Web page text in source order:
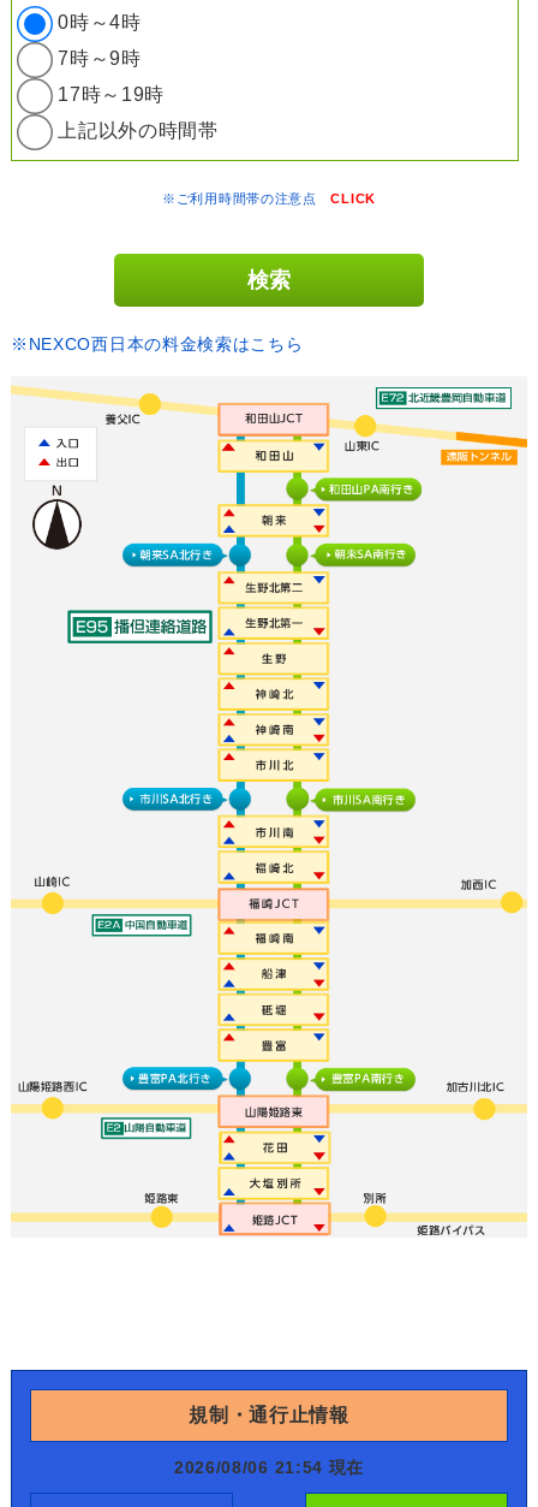
0時～4時
7時～9時
17時～19時
上記以外の時間帯
※ご利用時間帯の注意点CLICK
※NEXCO西日本の料金検索はこちら
規制・通行止情報
2026/08/06 21:54 現在